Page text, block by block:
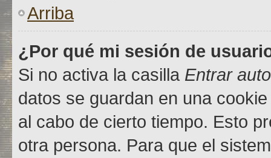
Arriba
¿Por qué mi sesión de
Si no activa la casilla Entrar
datos se guardan en una
al cabo de cierto tiempo. Esto
otra persona. Para que el